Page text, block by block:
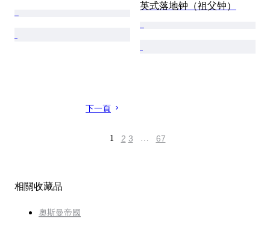
英式落地钟（祖父钟）
下一頁
1 2 3 … 67
相關收藏品
奧斯曼帝國